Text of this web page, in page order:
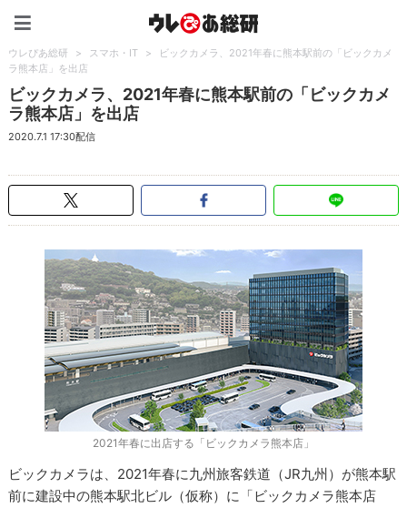
ウレぴあ総研 > スマホ・IT >
ビックカメラ、2021年春に熊本駅前の「ビックカメ
ラ熊本店」を出店
ビックカメラ、2021年春に熊本駅前の「ビックカメ
ラ熊本店」を出店
2020.7.1 17:30配信
2021年春に出店する「ビックカメラ熊本店」
ビックカメラは、2021年春に九州旅客鉄道（JR九州）が熊本駅
前に建設中の熊本駅北ビル（仮称）に「ビックカメラ熊本店